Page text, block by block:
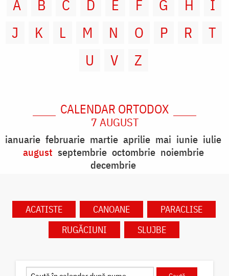
A B C D E F G H
I
J
K L M N O P R
T
U
V Z
CALENDAR ORTODOX
7 AUGUST
ianuarie februarie martie aprilie mai iunie iulie
august septembrie octombrie noiembrie
decembrie
ACATISTE CANOANE
PARACLISE
RUGĂCIUNI
SLUJBE